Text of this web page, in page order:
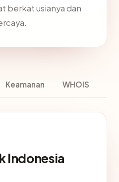
berkat usianya dan
Keamanan WHOIS
Indonesia